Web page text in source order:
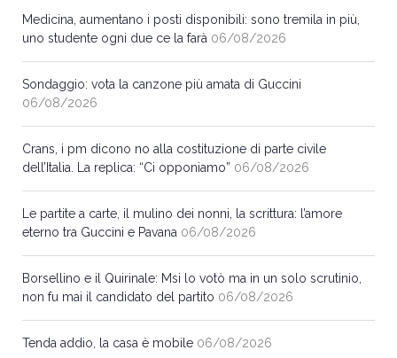
Medicina, aumentano i posti disponibili: sono tremila in più,
uno studente ogni due ce la farà 06/08/2026
Sondaggio: vota la canzone più amata di Guccini
06/08/2026
Crans, i pm dicono no alla costituzione di parte civile
dell’Italia. La replica: “Ci opponiamo” 06/08/2026
Le partite a carte, il mulino dei nonni, la scrittura: l’amore
eterno tra Guccini e Pavana 06/08/2026
Borsellino e il Quirinale: Msi lo votò ma in un solo scrutinio,
non fu mai il candidato del partito 06/08/2026
Tenda addio, la casa è mobile 06/08/2026